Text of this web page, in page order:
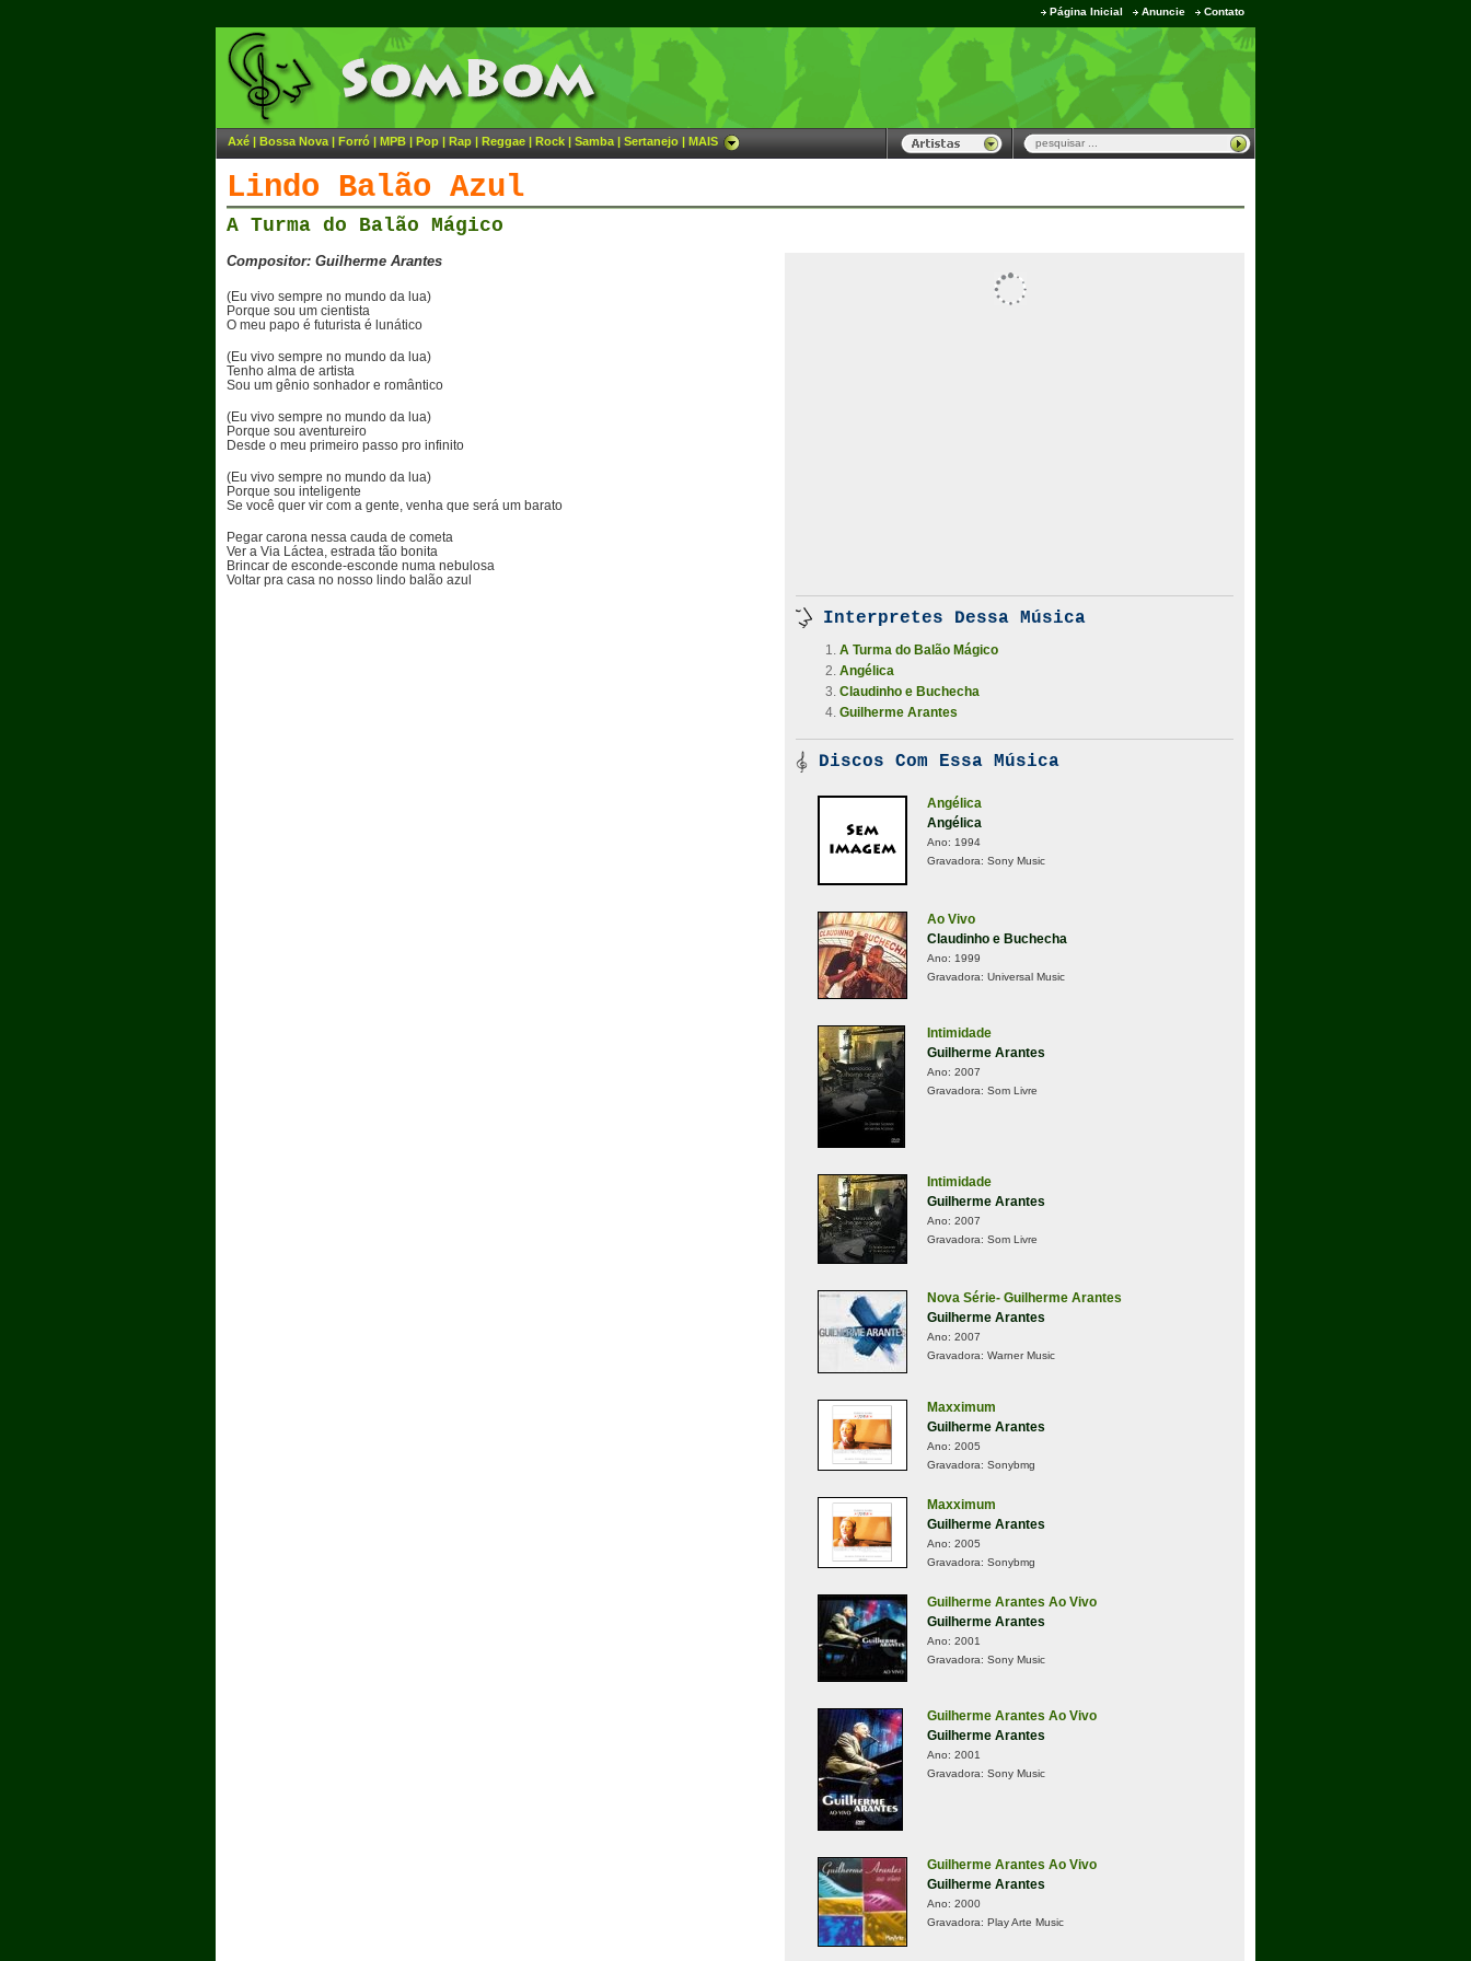
Página Inicial Anuncie Contato
Axé | Bossa Nova | Forró | MPB | Pop | Rap | Reggae | Rock | Samba | Sertanejo | MAIS
Lindo Balão Azul
A Turma do Balão Mágico
Compositor: Guilherme Arantes
(Eu vivo sempre no mundo da lua)
Porque sou um cientista
O meu papo é futurista é lunático
(Eu vivo sempre no mundo da lua)
Tenho alma de artista
Sou um gênio sonhador e romântico
(Eu vivo sempre no mundo da lua)
Porque sou aventureiro
Desde o meu primeiro passo pro infinito
(Eu vivo sempre no mundo da lua)
Porque sou inteligente
Se você quer vir com a gente, venha que será um barato
Pegar carona nessa cauda de cometa
Ver a Via Láctea, estrada tão bonita
Brincar de esconde-esconde numa nebulosa
Voltar pra casa no nosso lindo balão azul
Interpretes Dessa Música
A Turma do Balão Mágico
Angélica
Claudinho e Buchecha
Guilherme Arantes
Discos Com Essa Música
Angélica
Angélica
Ano: 1994
Gravadora: Sony Music
Ao Vivo
Claudinho e Buchecha
Ano: 1999
Gravadora: Universal Music
Intimidade
Guilherme Arantes
Ano: 2007
Gravadora: Som Livre
Intimidade
Guilherme Arantes
Ano: 2007
Gravadora: Som Livre
Nova Série- Guilherme Arantes
Guilherme Arantes
Ano: 2007
Gravadora: Warner Music
Maxximum
Guilherme Arantes
Ano: 2005
Gravadora: Sonybmg
Maxximum
Guilherme Arantes
Ano: 2005
Gravadora: Sonybmg
Guilherme Arantes Ao Vivo
Guilherme Arantes
Ano: 2001
Gravadora: Sony Music
Guilherme Arantes Ao Vivo
Guilherme Arantes
Ano: 2001
Gravadora: Sony Music
Guilherme Arantes Ao Vivo
Guilherme Arantes
Ano: 2000
Gravadora: Play Arte Music